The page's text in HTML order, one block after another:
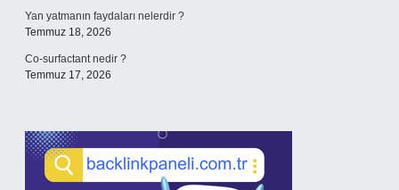
Yan yatmanın faydaları nelerdir ?
Temmuz 18, 2026
Co-surfactant nedir ?
Temmuz 17, 2026